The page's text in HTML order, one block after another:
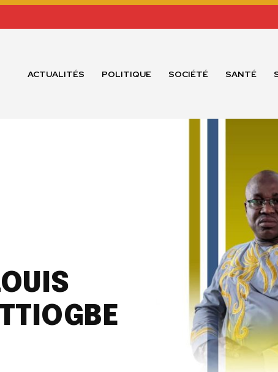
ACTUALITÉS POLITIQUE SOCIÉTÉ SANTÉ